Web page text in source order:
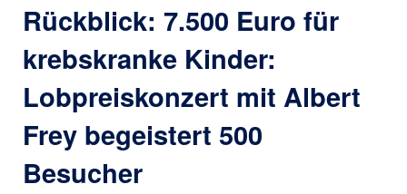
Rückblick: 7.500 Euro für
krebskranke Kinder:
Lobpreiskonzert mit Albert
Frey begeistert 500
Besucher